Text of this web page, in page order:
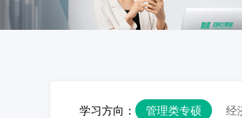
学习方向： 管理类专硕 经